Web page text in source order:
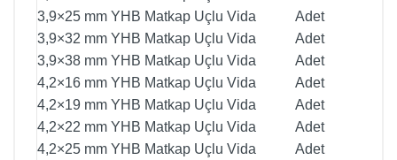
3,9×25 mm YHB Matkap Uçlu Vida
Adet
3,9×32 mm YHB Matkap Uçlu Vida
Adet
3,9×38 mm YHB Matkap Uçlu Vida
Adet
4,2×16 mm YHB Matkap Uçlu Vida
Adet
4,2×19 mm YHB Matkap Uçlu Vida
Adet
4,2×22 mm YHB Matkap Uçlu Vida
Adet
4,2×25 mm YHB Matkap Uçlu Vida
Adet